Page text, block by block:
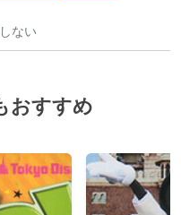
ない
おすすめ